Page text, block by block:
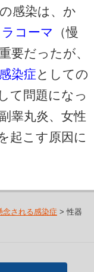
感染は、か
ラコーマ
（慢
要だったが、
染症としての
て問題になっ
睾丸炎、女性
起こす原因に
念される感染症 > 性器